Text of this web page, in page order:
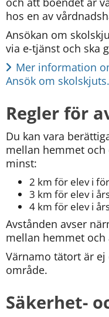
hos en av
Ansökan om
via e-tjänst och ska
Mer information
Ansök om skolskjuts.
Regler för
Du kan vara
mellan hemmet och
minst:
2 km för elev i
3 km för elev i
4 km för elev i
Avstånden avser
mellan hemmet och
Värnamo tätort är
område.
Säkerhet-